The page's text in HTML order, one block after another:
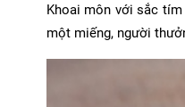
Khoai môn với sắc
một miếng, người